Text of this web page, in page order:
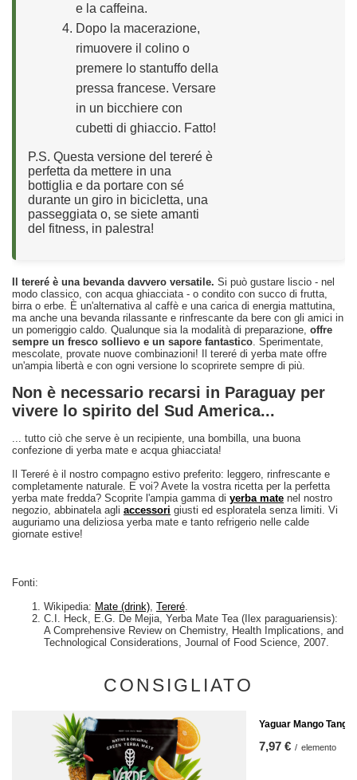
e la caffeina.
Dopo la macerazione,
rimuovere il colino o
premere lo stantuffo della
pressa francese. Versare
in un bicchiere con
cubetti di ghiaccio. Fatto!
P.S. Questa versione del tereré è
perfetta da mettere in una
bottiglia e da portare con sé
durante un giro in bicicletta, una
passeggiata o, se siete amanti
del fitness, in palestra!
Il tereré è una bevanda davvero versatile. Si può gustare liscio - nel
modo classico, con acqua ghiacciata - o condito con succo di frutta,
birra o erbe. È un'alternativa al caffè e una carica di energia mattutina,
ma anche una bevanda rilassante e rinfrescante da bere con gli amici in
un pomeriggio caldo. Qualunque sia la modalità di preparazione, offre
sempre un fresco sollievo e un sapore fantastico . Sperimentate,
mescolate, provate nuove combinazioni! Il tereré di yerba mate offre
un'ampia libertà e con ogni versione lo scoprirete sempre di più.
Non è necessario recarsi in Paraguay per
vivere lo spirito del Sud America...
... tutto ciò che serve è un recipiente, una bombilla, una buona
confezione di yerba mate e acqua ghiacciata!
Il Tereré è il nostro compagno estivo preferito: leggero, rinfrescante e
completamente naturale. E voi? Avete la vostra ricetta per la perfetta
yerba mate fredda? Scoprite l'ampia gamma di yerba mate nel nostro
negozio, abbinatela agli accessori giusti ed esploratela senza limiti. Vi
auguriamo una deliziosa yerba mate e tanto refrigerio nelle calde
giornate estive!
Fonti:
Wikipedia: Mate (drink) Tereré
C.I. Heck, E.G. De Mejia, Yerba Mate Tea (Ilex paraguariensis):
A Comprehensive Review on Chemistry, Health Implications, and
Technological Considerations, Journal of Food Science, 2007.
CONSIGLIATO
Yaguar Mango Tango
7,97 € / elemento